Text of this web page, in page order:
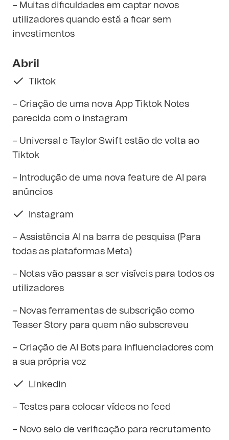
– Muitas dificuldades em captar novos
utilizadores quando está a ficar sem
investimentos
Abril
Tiktok
– Criação de uma nova App Tiktok Notes
parecida com o instagram
– Universal e Taylor Swift estão de volta ao
Tiktok
– Introdução de uma nova feature de AI para
anúncios
Instagram
– Assistência AI na barra de pesquisa (Para
todas as plataformas Meta)
– Notas vão passar a ser visíveis para todos os
utilizadores
– Novas ferramentas de subscrição como
Teaser Story para quem não subscreveu
– Criação de AI Bots para influenciadores com
a sua própria voz
Linkedin
– Testes para colocar vídeos no feed
– Novo selo de verificação para recrutamento